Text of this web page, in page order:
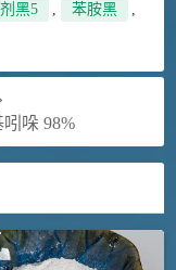
黑5 , 苯胺黑 ,
哚 98%